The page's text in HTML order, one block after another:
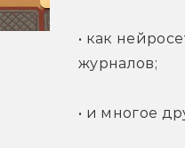
• как
журналов;
• и многое